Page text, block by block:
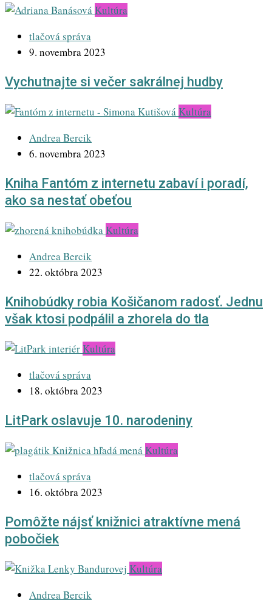
Kultúra
tlačová správa
9. novembra 2023
Vychutnajte si večer sakrálnej hudby
Kultúra
Andrea Bercik
6. novembra 2023
Kniha Fantóm z internetu zabaví i poradí,
ako sa nestať obeťou
Kultúra
Andrea Bercik
22. októbra 2023
Knihobúdky robia Košičanom radosť. Jednu
však ktosi podpálil a zhorela do tla
Kultúra
tlačová správa
18. októbra 2023
LitPark oslavuje 10. narodeniny
Kultúra
tlačová správa
16. októbra 2023
Pomôžte nájsť knižnici atraktívne mená
pobočiek
Kultúra
Andrea Bercik